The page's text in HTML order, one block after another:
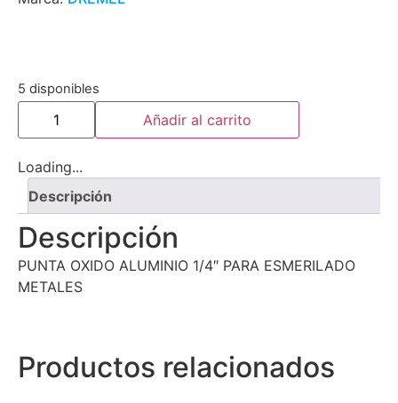
5 disponibles
Añadir al carrito
Loading...
Descripción
Descripción
PUNTA OXIDO ALUMINIO 1/4″ PARA ESMERILADO
METALES
Productos relacionados